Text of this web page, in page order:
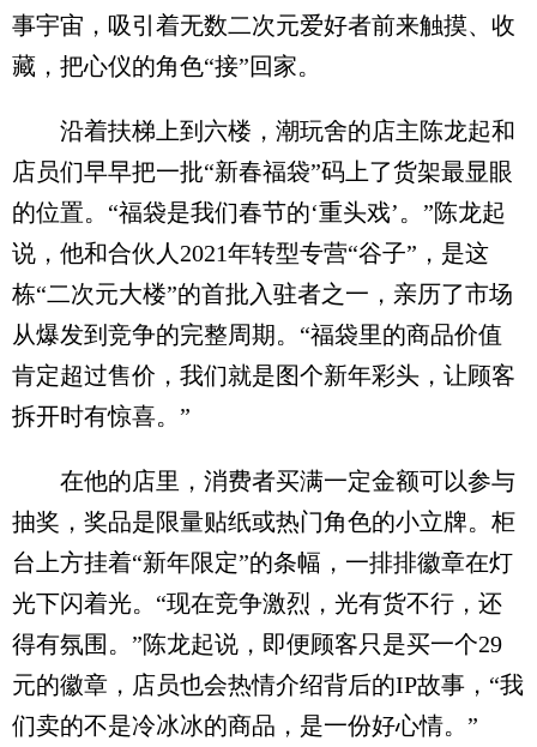
事宇宙，吸引着无数二次元爱好者前来触摸、收
藏，把心仪的角色“接”回家。
沿着扶梯上到六楼，潮玩舍的店主陈龙起和
店员们早早把一批“新春福袋”码上了货架最显眼
的位置。“福袋是我们春节的‘重头戏’。”陈龙起
说，他和合伙人2021年转型专营“谷子”，是这
栋“二次元大楼”的首批入驻者之一，亲历了市场
从爆发到竞争的完整周期。“福袋里的商品价值
肯定超过售价，我们就是图个新年彩头，让顾客
拆开时有惊喜。”
在他的店里，消费者买满一定金额可以参与
抽奖，奖品是限量贴纸或热门角色的小立牌。柜
台上方挂着“新年限定”的条幅，一排排徽章在灯
光下闪着光。“现在竞争激烈，光有货不行，还
得有氛围。”陈龙起说，即便顾客只是买一个29
元的徽章，店员也会热情介绍背后的IP故事，“我
们卖的不是冷冰冰的商品，是一份好心情。”